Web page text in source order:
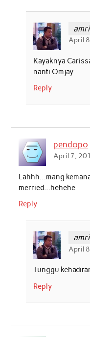
April
Kayaknya
nanti Omjay
Reply
pendopo
April 7,
Lahhh…mang
merried…hehehe
Reply
April
Tunggu
Reply